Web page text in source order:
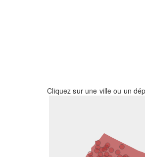
Cliquez sur une ville ou un